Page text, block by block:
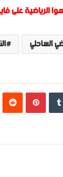
الرياضية على
الساحلي
بينتيريست